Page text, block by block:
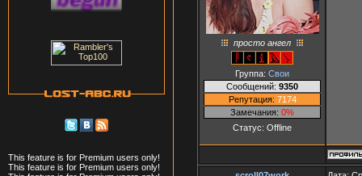
This feature is for Premium users only!
This feature is for Premium users only!
просто ангел
Группа: Свои
Сообщений: 9350
Репутация: 7174
Замечания: 0%
Статус: Offline